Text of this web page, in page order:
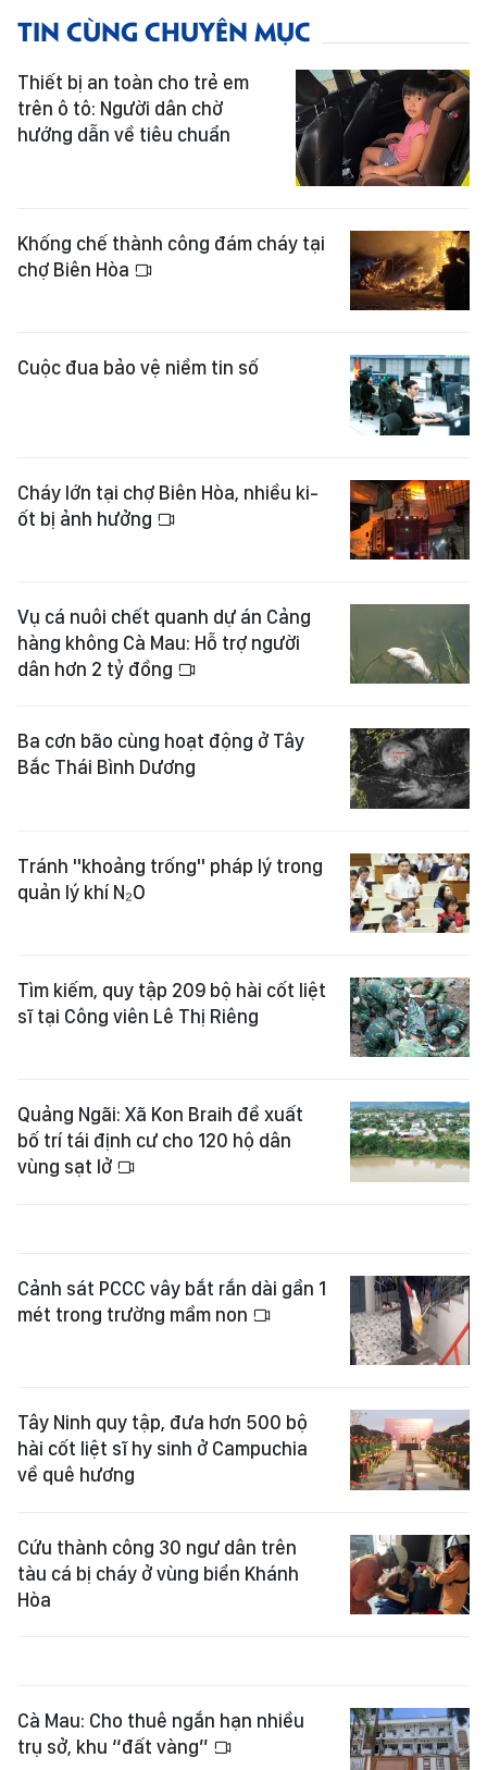
TIN CÙNG CHUYÊN MỤC
Thiết bị an toàn cho trẻ em
trên ô tô: Người dân chờ
hướng dẫn về tiêu chuẩn
Khống chế thành công đám cháy tại
chợ Biên Hòa
Cuộc đua bảo vệ niềm tin số
Cháy lớn tại chợ Biên Hòa, nhiều ki-
ốt bị ảnh hưởng
Vụ cá nuôi chết quanh dự án Cảng
hàng không Cà Mau: Hỗ trợ người
dân hơn 2 tỷ đồng
Ba cơn bão cùng hoạt động ở Tây
Bắc Thái Bình Dương
Tránh "khoảng trống" pháp lý trong
quản lý khí N₂O
Tìm kiếm, quy tập 209 bộ hài cốt liệt
sĩ tại Công viên Lê Thị Riêng
Quảng Ngãi: Xã Kon Braih đề xuất
bố trí tái định cư cho 120 hộ dân
vùng sạt lở
Cảnh sát PCCC vây bắt rắn dài gần 1
mét trong trường mầm non
Tây Ninh quy tập, đưa hơn 500 bộ
hài cốt liệt sĩ hy sinh ở Campuchia
về quê hương
Cứu thành công 30 ngư dân trên
tàu cá bị cháy ở vùng biển Khánh
Hòa
Cà Mau: Cho thuê ngắn hạn nhiều
trụ sở, khu “đất vàng”